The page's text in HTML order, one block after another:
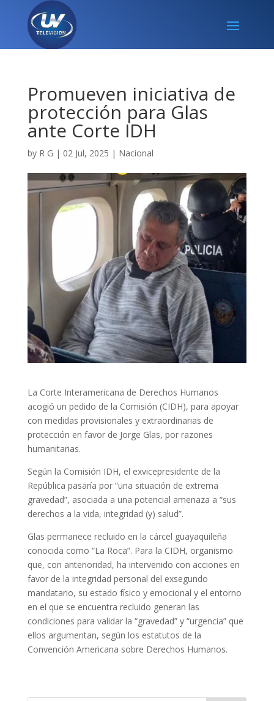
Promueven iniciativa de
protección para Glas
ante Corte IDH
by R G | 02 Jul, 2025 | Nacional
La Corte Interamericana de Derechos Humanos
acogió un pedido de la Comisión (CIDH), para apoyar
con medidas provisionales y extraordinarias de
protección en favor de Jorge Glas, por razones
humanitarias.
Según la Comisión IDH, el exvicepresidente de la
República pasaría por “una situación de extrema
gravedad”, asociada a una potencial amenaza a “sus
derechos a la vida, integridad (y) salud”.
Glas permanece recluido en la cárcel guayaquileña
conocida como “La Roca”. Para la CIDH, organismo
que, con anterioridad, ha intervenido con acciones en
favor de la integridad personal del exsegundo
mandatario, su estado físico y emocional y el entorno
en el que se encuentra recluido generan las
condiciones para validar la “gravedad” y “urgencia” que
ellos argumentan, según los estatutos de la
Convención Americana sobre Derechos Humanos.